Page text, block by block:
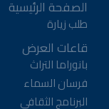
الصفحة الرئيسية
طلب زيارة
قاعات العرض
بانوراما التراث
فرسان السماء
البرنامج الثقافي